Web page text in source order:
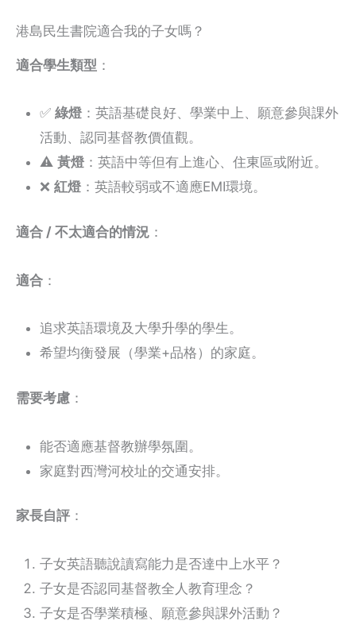
港島民生書院適合我的子女嗎？
適合學生類型 ：
✅ 綠燈 ：英語基礎良好、學業中上、願意參與課外
活動、認同基督教價值觀。
⚠️ 黃燈 ：英語中等但有上進心、住東區或附近。
❌ 紅燈 ：英語較弱或不適應EMI環境。
適合 / 不太適合的情況 ：
適合 ：
追求英語環境及大學升學的學生。
希望均衡發展（學業+品格）的家庭。
需要考慮 ：
能否適應基督教辦學氛圍。
家庭對西灣河校址的交通安排。
家長自評 ：
子女英語聽說讀寫能力是否達中上水平？
子女是否認同基督教全人教育理念？
子女是否學業積極、願意參與課外活動？